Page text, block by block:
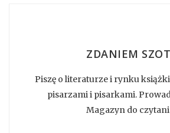
ZDANIEM
Piszę o literaturze i rynku
pisarzami i pisarkami.
Magazyn do